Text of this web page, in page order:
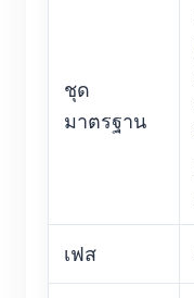
ชุด
มาตรฐาน
เฟส